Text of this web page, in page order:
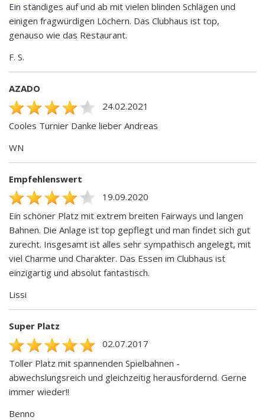
Ein ständiges auf und ab mit vielen blinden Schlägen und
einigen fragwürdigen Löchern. Das Clubhaus ist top,
genauso wie das Restaurant.
F. S.
AZADO
24.02.2021
Cooles Turnier Danke lieber Andreas
WN
Empfehlenswert
19.09.2020
Ein schöner Platz mit extrem breiten Fairways und langen
Bahnen. Die Anlage ist top gepflegt und man findet sich gut
zurecht. Insgesamt ist alles sehr sympathisch angelegt, mit
viel Charme und Charakter. Das Essen im Clubhaus ist
einzigartig und absolut fantastisch.
Lissi
Super Platz
02.07.2017
Toller Platz mit spannenden Spielbahnen -
abwechslungsreich und gleichzeitig herausfordernd. Gerne
immer wieder!!
Benno